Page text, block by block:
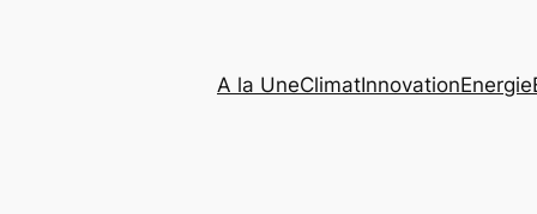
A la UneClimatInnovationEnergie